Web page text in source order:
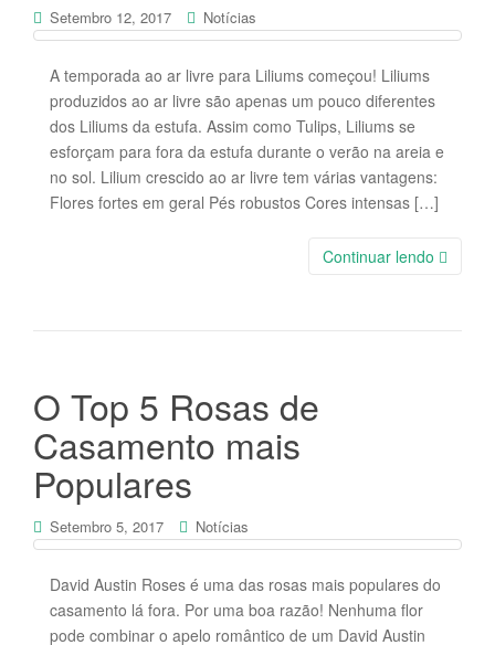
Setembro 12, 2017 Notícias
A temporada ao ar livre para Liliums começou! Liliums
produzidos ao ar livre são apenas um pouco diferentes
dos Liliums da estufa. Assim como Tulips, Liliums se
esforçam para fora da estufa durante o verão na areia e
no sol. Lilium crescido ao ar livre tem várias vantagens:
Flores fortes em geral Pés robustos Cores intensas […]
Continuar lendo
O Top 5 Rosas de
Casamento mais
Populares
Setembro 5, 2017 Notícias
David Austin Roses é uma das rosas mais populares do
casamento lá fora. Por uma boa razão! Nenhuma flor
pode combinar o apelo romântico de um David Austin